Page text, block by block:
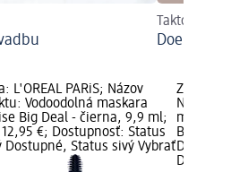
Takto
Doe eyes:
L'ORÉAL PARiS; Názov
Vodoodolná maskara
Big Deal - čierna, 9,9 ml;
€; Dostupnosť: Status
Dostupné, Status sivý Vybrať
Značka:
Názov
maskara
Black, 9,4
Dostupné,